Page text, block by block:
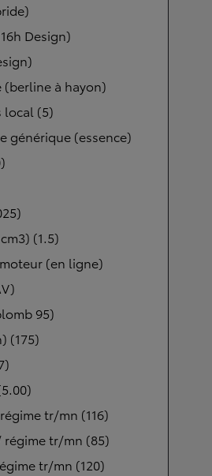
Design)
(berline à hayon)
local (5)
générique (essence)
(1.5)
(en ligne)
95)
(175)
tr/mn (116)
régime tr/mn (85)
tr/mn (120)